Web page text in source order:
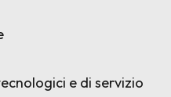
e di servizio